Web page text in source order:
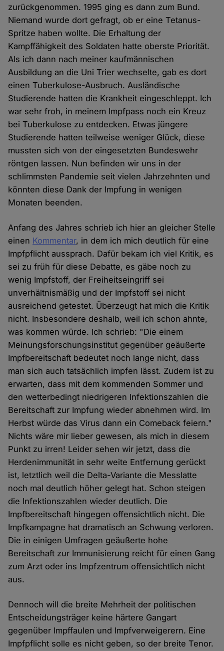
zurückgenommen. 1995 ging es dann zum Bund.
Niemand wurde dort gefragt, ob er eine Tetanus-
Spritze haben wollte. Die Erhaltung der
Kampffähigkeit des Soldaten hatte oberste Priorität.
Als ich dann nach meiner kaufmännischen
Ausbildung an die Uni Trier wechselte, gab es dort
einen Tuberkulose-Ausbruch. Ausländische
Studierende hatten die Krankheit eingeschleppt. Ich
war sehr froh, in meinem Impfpass noch ein Kreuz
bei Tuberkulose zu entdecken. Etwas jüngere
Studierende hatten teilweise weniger Glück, diese
mussten sich von der eingesetzten Bundeswehr
röntgen lassen. Nun befinden wir uns in der
schlimmsten Pandemie seit vielen Jahrzehnten und
könnten diese Dank der Impfung in wenigen
Monaten beenden.
Anfang des Jahres schrieb ich hier an gleicher Stelle
einen Kommentar, in dem ich mich deutlich für eine
Impfpflicht aussprach. Dafür bekam ich viel Kritik, es
sei zu früh für diese Debatte, es gäbe noch zu
wenig Impfstoff, der Freiheitseingriff sei
unverhältnismäßig und der Impfstoff sei nicht
ausreichend getestet. Überzeugt hat mich die Kritik
nicht. Insbesondere deshalb, weil ich schon ahnte,
was kommen würde. Ich schrieb: "Die einem
Meinungsforschungsinstitut gegenüber geäußerte
Impfbereitschaft bedeutet noch lange nicht, dass
man sich auch tatsächlich impfen lässt. Zudem ist zu
erwarten, dass mit dem kommenden Sommer und
den wetterbedingt niedrigeren Infektionszahlen die
Bereitschaft zur Impfung wieder abnehmen wird. Im
Herbst würde das Virus dann ein Comeback feiern."
Nichts wäre mir lieber gewesen, als mich in diesem
Punkt zu irren! Leider sehen wir jetzt, dass die
Herdenimmunität in sehr weite Entfernung gerückt
ist, letztlich weil die Delta-Variante die Messlatte
noch mal deutlich höher gelegt hat. Schon steigen
die Infektionszahlen wieder deutlich. Die
Impfbereitschaft hingegen offensichtlich nicht. Die
Impfkampagne hat dramatisch an Schwung verloren.
Die in einigen Umfragen geäußerte hohe
Bereitschaft zur Immunisierung reicht für einen Gang
zum Arzt oder ins Impfzentrum offensichtlich nicht
aus.
Dennoch will die breite Mehrheit der politischen
Entscheidungsträger keine härtere Gangart
gegenüber Impffaulen und Impfverweigerern. Eine
Impfpflicht solle es nicht geben, so der breite Tenor.